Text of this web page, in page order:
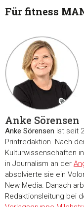
Für fitness
Anke Sörensen
Anke Sörensen ist seit
Printredaktion. Nach
Kulturwissenschaften in
in Journalism an der
absolvierte sie ein
New Media. Danach
Redaktionsleitung bei